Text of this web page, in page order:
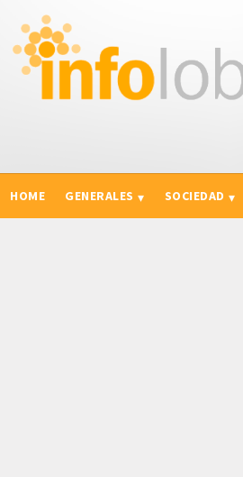
HOME GENERALES SOCIEDAD